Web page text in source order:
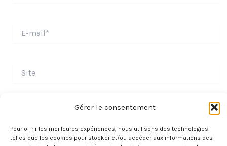
Gérer le consentement
Pour offrir les meilleures expériences, nous utilisons des technologies
telles que les cookies pour stocker et/ou accéder aux informations des
mail*